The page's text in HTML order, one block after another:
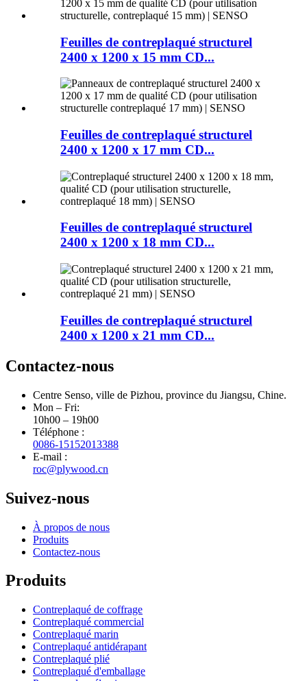
Feuilles de contreplaqué structurel
2400 x 1200 x 15 mm CD...
Feuilles de contreplaqué structurel
2400 x 1200 x 17 mm CD...
Feuilles de contreplaqué structurel
2400 x 1200 x 18 mm CD...
Feuilles de contreplaqué structurel
2400 x 1200 x 21 mm CD...
Contactez-nous
Centre Senso, ville de Pizhou, province du Jiangsu, Chine.
Mon – Fri:
10h00 – 19h00
Téléphone :
0086-15152013388
E-mail :
roc@plywood.cn
Suivez-nous
À propos de nous
Produits
Contactez-nous
Produits
Contreplaqué de coffrage
Contreplaqué commercial
Contreplaqué marin
Contreplaqué antidérapant
Contreplaqué plié
Contreplaqué d'emballage